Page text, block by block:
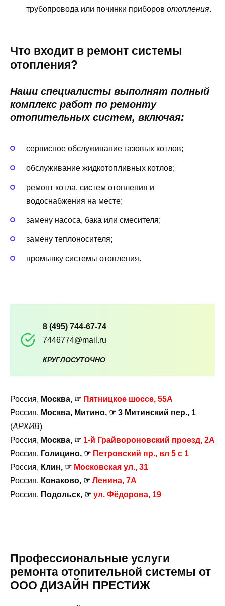
трубопровода или починки приборов отопления.
Что входит в ремонт системы
отопления?
Наши специалисты выполнят полный
комплекс работ по ремонту
отопительных систем, включая:
сервисное обслуживание газовых котлов;
обслуживание жидкотопливных котлов;
ремонт котла, систем отопления и
водоснабжения на месте;
замену насоса, бака или смесителя;
замену теплоносителя;
промывку системы отопления.
8 (495) 744-67-74
7446774@mail.ru
КРУГЛОСУТОЧНО
Россия, Москва, ☞ Пятницкое шоссе, 55А
Россия, Москва, Митино, ☞ 3 Митинский пер., 1
(АРХИВ)
Россия, Москва, ☞ 1-й Грайвороновский проезд, 2А
Россия, Голицино, ☞ Петровский пр., вл 5 с 1
Россия, Клин, ☞ Московская ул., 31
Россия, Конаково, ☞ Ленина, 7А
Россия, Подольск, ☞ ул. Фёдорова, 19
Профессиональные услуги
ремонта отопительной системы от
ООО ДИЗАЙН ПРЕСТИЖ